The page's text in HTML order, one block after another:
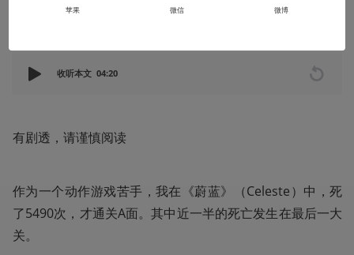
收听本文 04:20
有剧透，请谨慎阅读
作为一个动作游戏苦手，我在《蔚蓝》（Celeste）中，死
了5490次，才通关A面。其中近一半的死亡发生在最后一大
关。
苹果 微信 微博